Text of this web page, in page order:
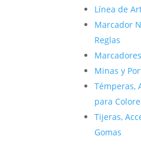
Línea de
Marcador
Reglas
Minas y
Témperas,
para
Tijeras,
Gomas